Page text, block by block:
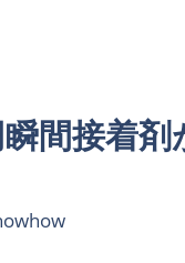
間接着